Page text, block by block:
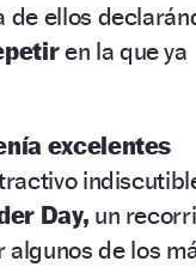
de ellos
en la que ya
excelentes
Day, un
algunos de los